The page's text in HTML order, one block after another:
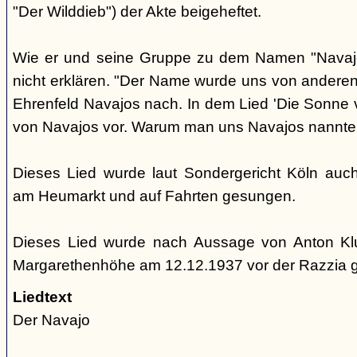
"Der Wilddieb") der Akte beigeheftet.
Wie er und seine Gruppe zu dem Namen
nicht erklären. "Der Name wurde uns von
Ehrenfeld Navajos nach. In dem Lied 'Die Sonne
von Navajos vor. Warum man uns Navajos
Dieses Lied wurde laut Sondergericht Köln
am Heumarkt und auf Fahrten gesungen.
Dieses Lied wurde nach Aussage von Anton
Margarethenhöhe am 12.12.1937 vor der Razzia
Liedtext
Der Navajo